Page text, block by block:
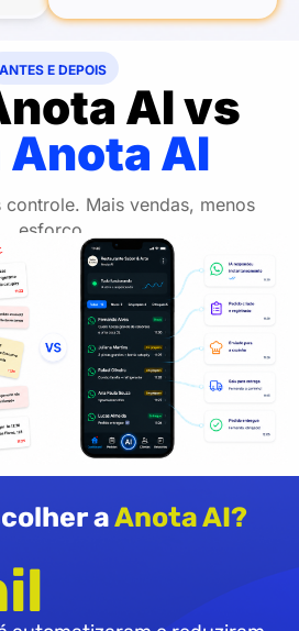
ANTES E DEPOIS
AI vs
Anota AI
controle. Mais vendas, menos
esforço.
aAnota AI?